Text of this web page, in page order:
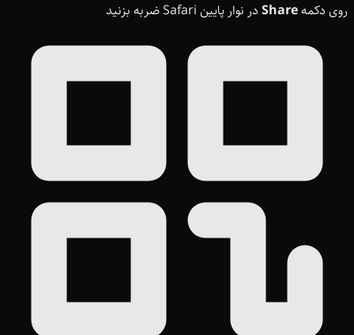
روی دکمهShare در نوار پایین Safari ضربه بزنید